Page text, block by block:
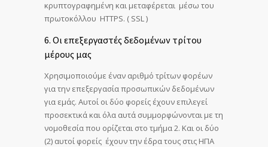
κρυπτογραφημένη και μεταφέρεται μέσω του
πρωτοκόλλου HTTPS. ( SSL )
6. Οι επεξεργαστές δεδομένων τρίτου
μέρους μας
Χρησιμοποιούμε έναν αριθμό τρίτων φορέων
για την επεξεργασία προσωπικών δεδομένων
για εμάς. Αυτοί οι δύο φορείς έχουν επιλεγεί
προσεκτικά και όλα αυτά συμμορφώνονται με τη
νομοθεσία που ορίζεται στο τμήμα 2. Και οι δύο
(2) αυτοί φορείς έχουν την έδρα τους στις ΗΠΑ